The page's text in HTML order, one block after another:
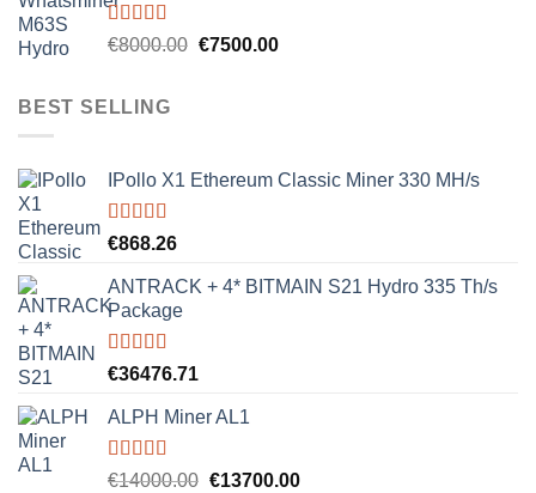
Rated5.00
€8000.00 Original
€7500.00Current
BEST SELLING
IPollo X1 Ethereum Classic Miner 330 MH/s
Rated5.00
€868.26
ANTRACK + 4* BITMAIN S21 Hydro 335 Th/s
Package
Rated5.00
€36476.71
ALPH Miner AL1
Rated5.00
€14000.00 Original
€13700.00Current